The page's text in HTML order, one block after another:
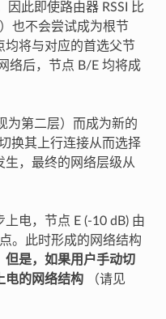
因此即使路由器 RSSI 比
也不会尝试成为根节
均将与对应的首选父节
络后，节点 B/E 均将成
为第二层）而成为新的
换其上行连接从而选择
生，最终的网络层级从
电，节点 E (-10 dB) 由
。此时形成的网络结构
但是，如果用户手动切
电的网络结构（请见